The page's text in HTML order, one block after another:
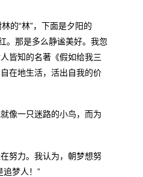
的“林”，下面是夕阳的
。那是多么静谧美好。我忽
皆知的名著《假如给我三
在地生活，活出自我的价
像一只迷路的小鸟，而为
努力。我认为，朝梦想努
追梦人！”